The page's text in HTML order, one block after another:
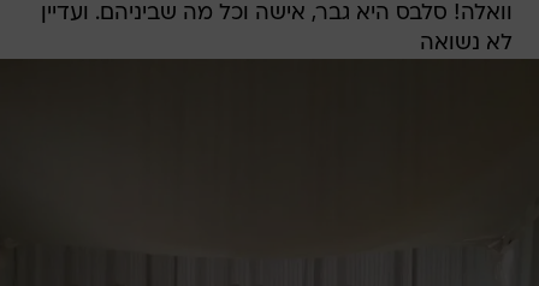
וואלה! סלבס היא גבר, אישה וכל מה שביניהם. ועדיין
לא נשואה